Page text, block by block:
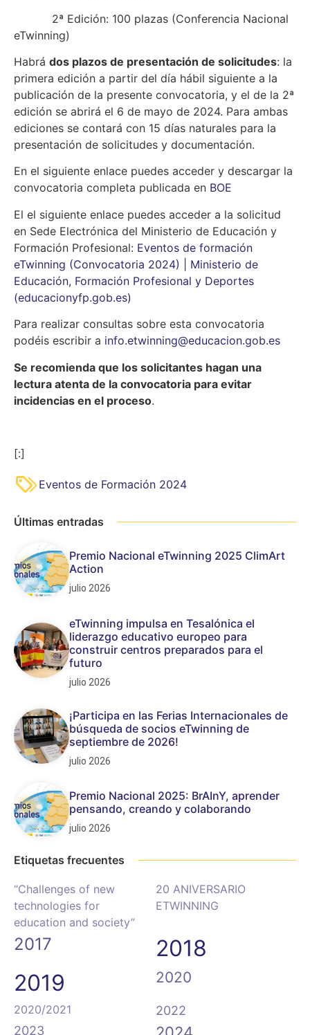
2ª Edición: 100 plazas (Conferencia Nacional
eTwinning)
Habrá dos plazos de presentación de solicitudes: la
primera edición a partir del día hábil siguiente a la
publicación de la presente convocatoria, y el de la 2ª
edición se abrirá el 6 de mayo de 2024. Para ambas
ediciones se contará con 15 días naturales para la
presentación de solicitudes y documentación.
En el siguiente enlace puedes acceder y descargar la
convocatoria completa publicada en BOE
El el siguiente enlace puedes acceder a la solicitud
en Sede Electrónica del Ministerio de Educación y
Formación Profesional: Eventos de formación
eTwinning (Convocatoria 2024) | Ministerio de
Educación, Formación Profesional y Deportes
(educacionyfp.gob.es)
Para realizar consultas sobre esta convocatoria
podéis escribir a info.etwinning@educacion.gob.es
Se recomienda que los solicitantes hagan una
lectura atenta de la convocatoria para evitar
incidencias en el proceso.
[:]
Eventos de Formación 2024
Últimas entradas
Premio Nacional eTwinning 2025 ClimArt
Action
julio 2026
eTwinning impulsa en Tesalónica el
liderazgo educativo europeo para
construir centros preparados para el
futuro
julio 2026
¡Participa en las Ferias Internacionales de
búsqueda de socios eTwinning de
septiembre de 2026!
julio 2026
Premio Nacional 2025: BrAInY, aprender
pensando, creando y colaborando
julio 2026
Etiquetas frecuentes
“Challenges of new
technologies for
education and society”
20 ANIVERSARIO
ETWINNING
2017
2018
2019
2020
2020/2021
2022
2023